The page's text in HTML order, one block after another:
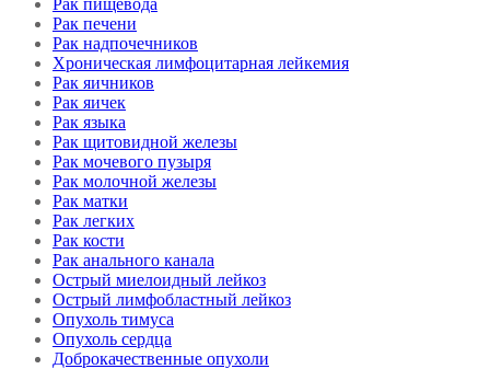
Рак печени
Рак надпочечников
Хроническая лимфоцитарная лейкемия
Рак яичников
Рак яичек
Рак языка
Рак щитовидной железы
Рак мочевого пузыря
Рак молочной железы
Рак матки
Рак легких
Рак кости
Рак анального канала
Острый миелоидный лейкоз
Острый лимфобластный лейкоз
Опухоль тимуса
Опухоль сердца
Доброкачественные опухоли